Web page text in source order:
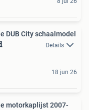
DUB City schaalmodel
Details
18 jun 26
motorkaplijst 2007-